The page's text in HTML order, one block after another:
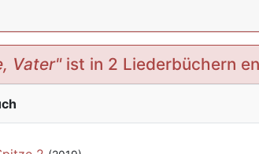
Vater"ist in 2 Liederbüchern